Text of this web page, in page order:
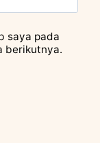
saya pada
berikutnya.